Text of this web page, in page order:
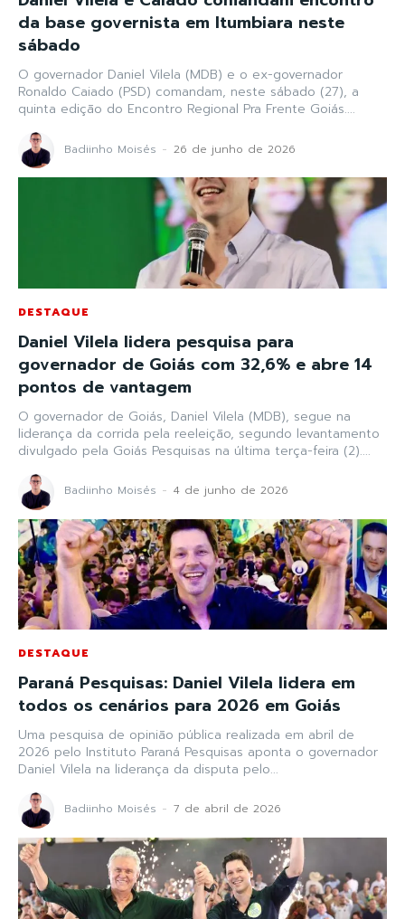
da base governista em Itumbiara neste
sábado
O governador Daniel Vilela (MDB) e o ex-governador
Ronaldo Caiado (PSD) comandam, neste sábado (27), a
quinta edição do Encontro Regional Pra Frente Goiás....
Badiinho Moisés - 26 de junho de 2026
DESTAQUE
Daniel Vilela lidera pesquisa para
governador de Goiás com 32,6% e abre 14
pontos de vantagem
O governador de Goiás, Daniel Vilela (MDB), segue na
liderança da corrida pela reeleição, segundo levantamento
divulgado pela Goiás Pesquisas na última terça-feira (2)....
Badiinho Moisés - 4 de junho de 2026
DESTAQUE
Paraná Pesquisas: Daniel Vilela lidera em
todos os cenários para 2026 em Goiás
Uma pesquisa de opinião pública realizada em abril de
2026 pelo Instituto Paraná Pesquisas aponta o governador
Daniel Vilela na liderança da disputa pelo...
Badiinho Moisés - 7 de abril de 2026